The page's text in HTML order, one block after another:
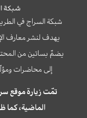
شبكة
شبكة السراج في
يهدف لنشر معارف
يضمّ بساتين من
إلى محاضرات
الماضية، كما